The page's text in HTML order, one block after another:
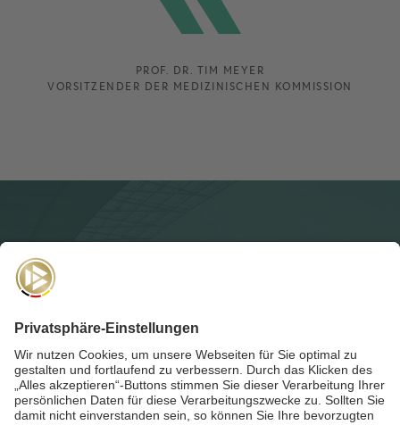
PROF. DR. TIM MEYER
VORSITZENDER DER MEDIZINISCHEN KOMMISSION
Für dieAkademie-Postanmelden und auf dem Laufenden
bleiben!